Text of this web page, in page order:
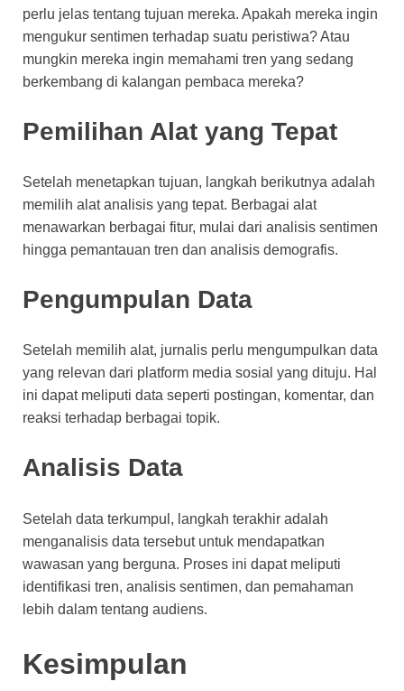
perlu jelas tentang tujuan mereka. Apakah mereka ingin
mengukur sentimen terhadap suatu peristiwa? Atau
mungkin mereka ingin memahami tren yang sedang
berkembang di kalangan pembaca mereka?
Pemilihan Alat yang Tepat
Setelah menetapkan tujuan, langkah berikutnya adalah
memilih alat analisis yang tepat. Berbagai alat
menawarkan berbagai fitur, mulai dari analisis sentimen
hingga pemantauan tren dan analisis demografis.
Pengumpulan Data
Setelah memilih alat, jurnalis perlu mengumpulkan data
yang relevan dari platform media sosial yang dituju. Hal
ini dapat meliputi data seperti postingan, komentar, dan
reaksi terhadap berbagai topik.
Analisis Data
Setelah data terkumpul, langkah terakhir adalah
menganalisis data tersebut untuk mendapatkan
wawasan yang berguna. Proses ini dapat meliputi
identifikasi tren, analisis sentimen, dan pemahaman
lebih dalam tentang audiens.
Kesimpulan